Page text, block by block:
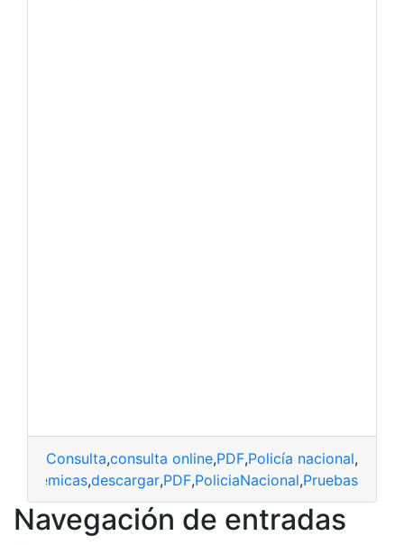
Consulta,consulta online,PDF,Policía nacional,
académicas,descargar,PDF,PoliciaNacional,Pruebas
Navegación de entradas